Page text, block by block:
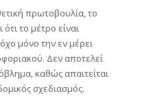
πρωτοβουλία, το
το μέτρο είναι
μόνο την εν μέρει
Δεν αποτελεί
καθώς απαιτείται
σχεδιασμός.